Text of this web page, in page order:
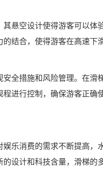
悬空设计使得游客可以
结合，使得游客在高速
全措施和风险管理。在
进行控制，确保游客正
乐消费的需求不断提高
设计和科技含量，滑梯